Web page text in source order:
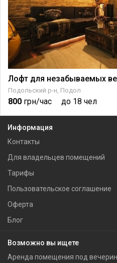
Лофт для незабываемых
Подольский р-н, Подол
800 грн/час до 18 чел
Информация
Контакты
Для владельцев помещений
Тарифы
Пользовательское соглашение
Оферта
Блог
Возможно вы ищете
Аренда помещения под